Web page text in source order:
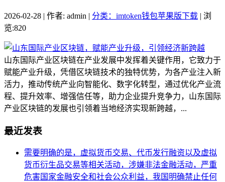
2026-02-28 | 作者: admin | 分类：imtoken钱包苹果版下载 | 浏
览:820
山东国际产业区块链在产业发展中发挥着关键作用，它致力于
赋能产业升级，凭借区块链技术的独特优势，为各产业注入新
活力，推动传统产业向智能化、数字化转型，通过优化产业流
程、提升效率、增强信任等，助力企业提升竞争力，山东国际
产业区块链的发展也引领着当地经济实现新跨越，...
最近发表
需要明确的是，虚拟货币交易、代币发行融资以及虚拟
货币衍生品交易等相关活动，涉嫌非法金融活动，严重
危害国家金融安全和社会公众利益，我国明确禁止任何